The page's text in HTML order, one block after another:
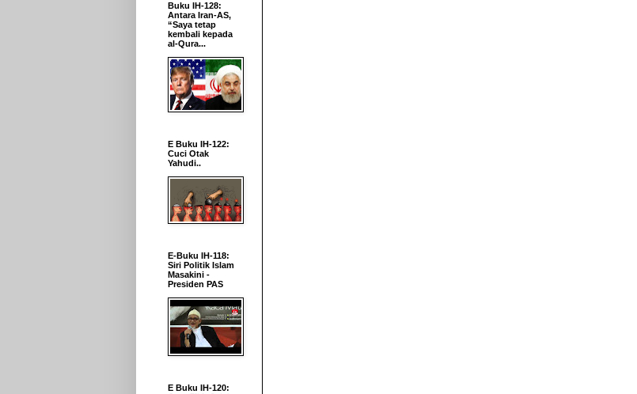
Buku IH-128:
Antara Iran-AS,
“Saya tetap
kembali kepada
al-Qura...
E Buku IH-122:
Cuci Otak
Yahudi..
E-Buku IH-118:
Siri Politik Islam
Masakini -
Presiden PAS
E Buku IH-120: